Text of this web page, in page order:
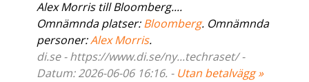
Alex Morris till Bloomberg....
Omnämnda platser:Bloomberg. Omnämnda
personer:Alex Morris.
di.se - https://www.di.se/ny...techraset/ -
Datum: 2026-06-06 16:16. - Utan betalvägg »